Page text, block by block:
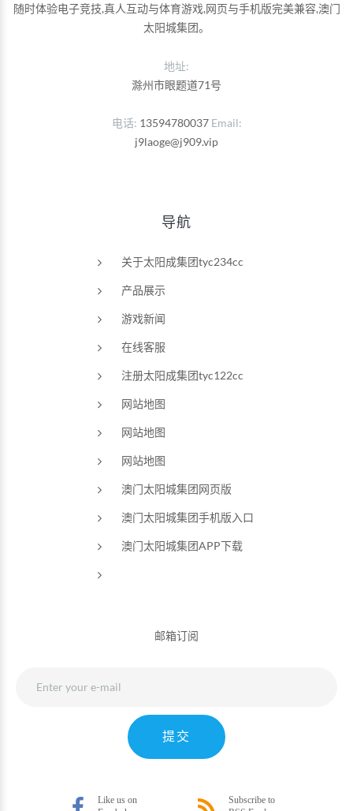
随时体验电子竞技,真人互动与体育游戏,网页与手机版完美兼容,澳门
太阳城集团。
地址:
滁州市眼题道71号
电话 13594780037 Email
j9laoge@j909.vip
导航
关于太阳成集团tyc234cc
产品展示
游戏新闻
在线客服
注册太阳成集团tyc122cc
网站地图
网站地图
网站地图
澳门太阳城集团网页版
澳门太阳城集团手机版入口
澳门太阳城集团APP下载
邮箱订阅
提交